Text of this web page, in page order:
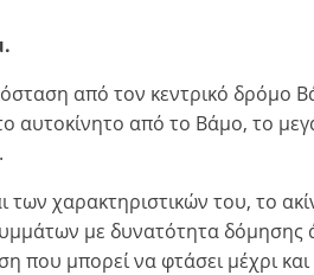
από τον κεντρικό δρόμο
αυτοκίνητο από το Βάμο, το
των χαρακτηριστικών του, το
με δυνατότητα
που μπορεί να φτάσει μέχρι